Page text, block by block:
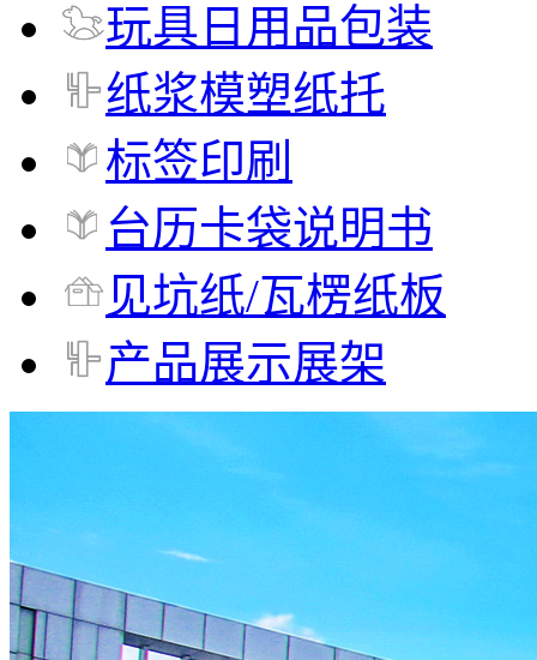
玩具日用品包装
纸浆模塑纸托
标签印刷
台历卡袋说明书
见坑纸/瓦楞纸板
产品展示展架